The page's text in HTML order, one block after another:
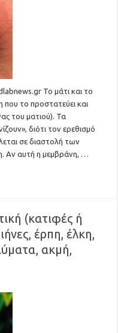
Το μάτι και το
το προστατεύει και
του ματιού). Τα
διότι τον ερεθισμό
σε διαστολή των
Αν αυτή η μεμβράνη, …
(κατιφές ή
έρπη, έλκη,
ακμή,